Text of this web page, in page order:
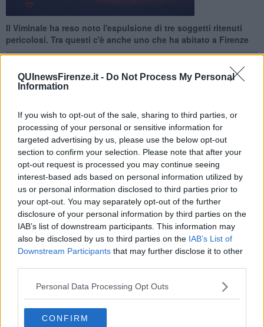
QUInewsFirenze.it - Do Not Process My Personal
Information
If you wish to opt-out of the sale, sharing to third parties, or
processing of your personal or sensitive information for
targeted advertising by us, please use the below opt-out
section to confirm your selection. Please note that after your
opt-out request is processed you may continue seeing
interest-based ads based on personal information utilized by
us or personal information disclosed to third parties prior to
your opt-out. You may separately opt-out of the further
disclosure of your personal information by third parties on the
IAB’s list of downstream participants. This information may
also be disclosed by us to third parties on the IAB’s List of
Downstream Participants that may further disclose it to other
Personal Data Processing Opt Outs
CONFIRM
Il Viminale ha reso noto l'espulsione di tre soggetti ritenuti
pericolosi. Tra questi c'è anche uno che ha abitato a Firenze
FIRENZE —Il Viminale ha fatto sapere di aver rimpatriato tre
persone perché ritenute vicine agli ambienti dell'estremismo
islamico.
Uno di questi è un 22enne marocchino che ha numerosi precedenti
per reati comuni, trovato più volte in stato di ebbrezza alcoolica.
Il giovane, nell'ottobre 2017, era nelle vicinanze della sinagoga di
Firenze, e aveva turbato i passanti gridando "Allah Akbar". In quel
caso era stato trovato anche in possesso di un coltello da cucina.
criminosi verso i cristiani e un tunisino di 28 anni che era detenuto
nel carcere di Modena per reati contro il patrimonio e droga.
Quest'ultimo durante la detenzione aveva pronunciato frasi
inneggianti all'Isis.